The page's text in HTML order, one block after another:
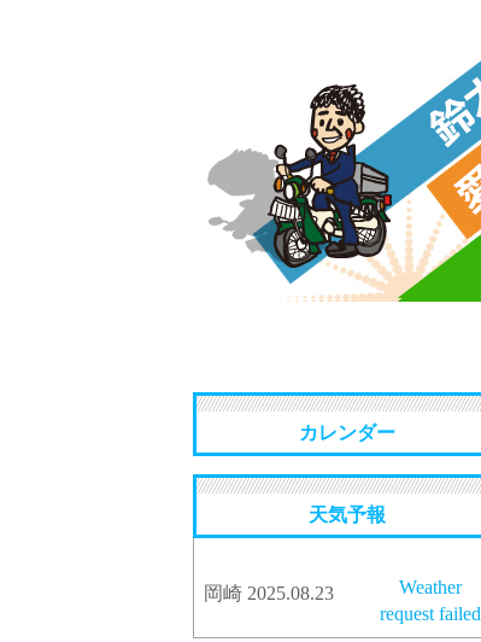
カレンダー
天気予報
岡崎 2025.08.23
Weather
request failed